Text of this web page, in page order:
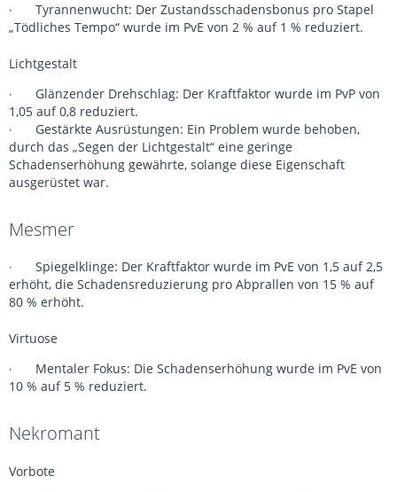
·
Tyrannenwucht: Der Zustandsschadensbonus pro Stapel
„Tödliches Tempo“ wurde im PvE von 2 % auf 1 % reduziert.
Lichtgestalt
·
Glänzender Drehschlag: Der Kraftfaktor wurde im PvP von
1,05 auf 0,8 reduziert.
·
Gestärkte Ausrüstungen: Ein Problem wurde behoben,
durch das „Segen der Lichtgestalt“ eine geringe
Schadenserhöhung gewährte, solange diese Eigenschaft
ausgerüstet war.
Mesmer
·
Spiegelklinge: Der Kraftfaktor wurde im PvE von 1,5 auf 2,5
erhöht, die Schadensreduzierung pro Abprallen von 15 % auf
80 % erhöht.
Virtuose
·
Mentaler Fokus: Die Schadenserhöhung wurde im PvE von
10 % auf 5 % reduziert.
Nekromant
Vorbote